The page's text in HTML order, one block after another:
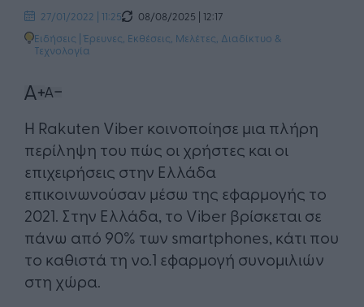
27/01/2022 | 11:25
08/08/2025 | 12:17
Ειδήσεις |Έρευνες, Εκθέσεις, Μελέτες Διαδίκτυο &
Τεχνολογία
​Η Rakuten Viber κοινοποίησε μια πλήρη
περίληψη του πώς οι χρήστες και οι
επιχειρήσεις στην Ελλάδα
επικοινωνούσαν μέσω της εφαρμογής το
2021. Στην Ελλάδα, το Viber βρίσκεται σε
πάνω από 90% των smartphones, κάτι που
το καθιστά τη νο.1 εφαρμογή συνομιλιών
στη χώρα.